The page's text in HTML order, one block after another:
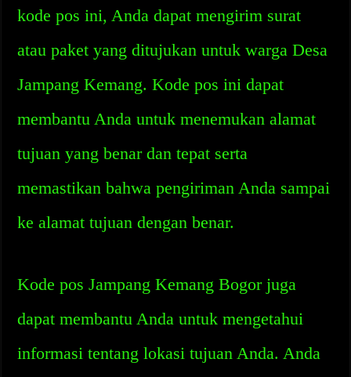
kode pos ini, Anda dapat mengirim surat
atau paket yang ditujukan untuk warga Desa
Jampang Kemang. Kode pos ini dapat
membantu Anda untuk menemukan alamat
tujuan yang benar dan tepat serta
memastikan bahwa pengiriman Anda sampai
ke alamat tujuan dengan benar.
Kode pos Jampang Kemang Bogor juga
dapat membantu Anda untuk mengetahui
informasi tentang lokasi tujuan Anda. Anda